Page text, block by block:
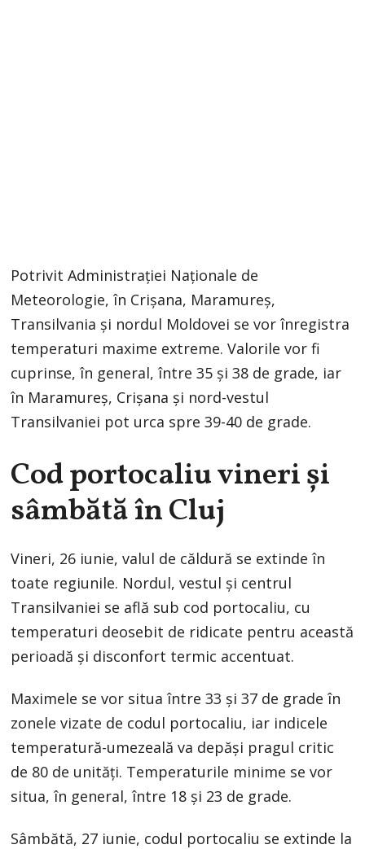
Potrivit Administrației Naționale de
Meteorologie, în Crișana, Maramureș,
Transilvania și nordul Moldovei se vor înregistra
temperaturi maxime extreme. Valorile vor fi
cuprinse, în general, între 35 și 38 de grade, iar
în Maramureș, Crișana și nord-vestul
Transilvaniei pot urca spre 39-40 de grade.
Cod portocaliu vineri și
sâmbătă în Cluj
Vineri, 26 iunie, valul de căldură se extinde în
toate regiunile. Nordul, vestul și centrul
Transilvaniei se află sub cod portocaliu, cu
temperaturi deosebit de ridicate pentru această
perioadă și disconfort termic accentuat.
Maximele se vor situa între 33 și 37 de grade în
zonele vizate de codul portocaliu, iar indicele
temperatură-umezeală va depăși pragul critic
de 80 de unități. Temperaturile minime se vor
situa, în general, între 18 și 23 de grade.
Sâmbătă, 27 iunie, codul portocaliu se extinde la